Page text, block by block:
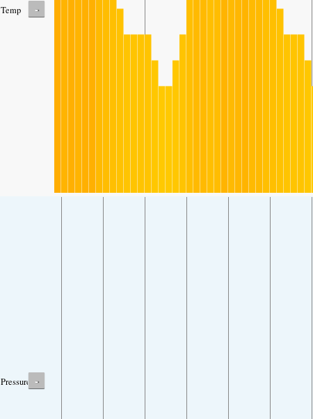
Temp -
Pressure -